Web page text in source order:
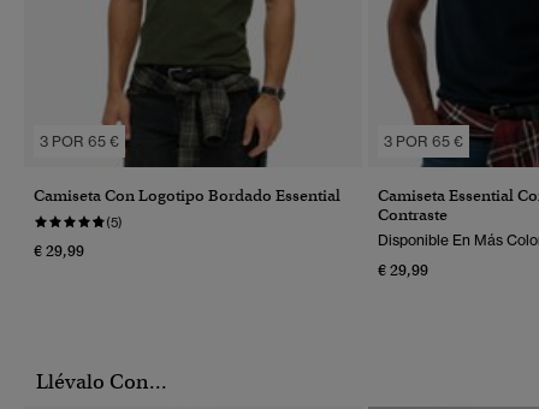
3 POR 65 €
Camiseta Con Logotipo Bordado Essential
(5)
€ 29,99
3 POR 65 €
Camiseta Essential
Contraste
Disponible En Más
€ 29,99
Llévalo Con...